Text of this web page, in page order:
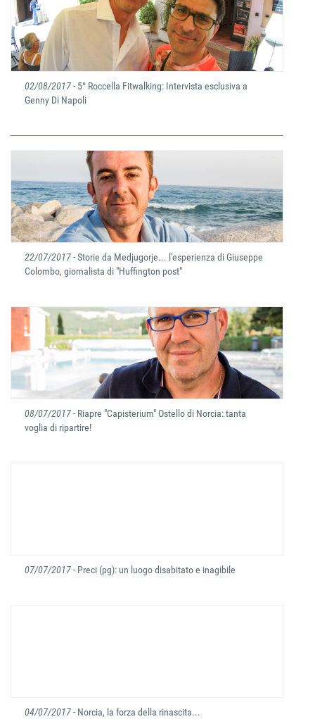
02/08/2017- 5° Roccella Fitwalking: Intervista esclusiva a
Genny Di Napoli
22/07/2017- Storie da Medjugorje... l'esperienza di Giuseppe
Colombo, giornalista di "Huffington post"
08/07/2017- Riapre "Capisterium" Ostello di Norcia: tanta
voglia di ripartire!
07/07/2017- Preci (pg): un luogo disabitato e inagibile
04/07/2017- Norcia, la forza della rinascita...